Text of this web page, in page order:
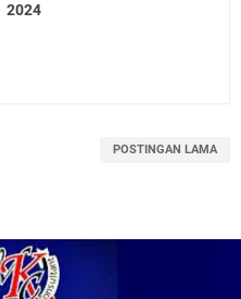
2024
POSTINGAN LAMA